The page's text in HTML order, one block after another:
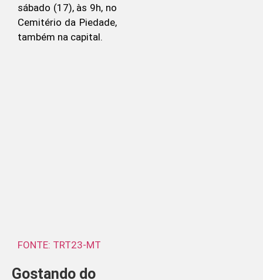
sábado (17), às 9h, no
Cemitério da Piedade,
também na capital.
FONTE: TRT23-MT
Gostando do